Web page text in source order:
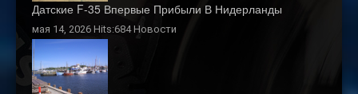
Датские F-35 Впервые Прибыли В Нидерланды
мая 14, 2026 Hits:684Новости